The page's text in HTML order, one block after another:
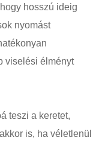
hosszú ideig
nyomást
viselési élményt
teszi a keretet,
is, ha véletlenül